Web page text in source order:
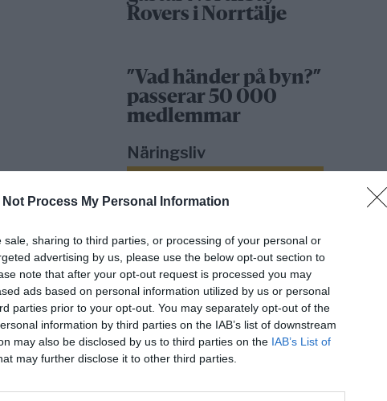
Not Process My Personal Information
sale, sharing to third parties, or processing of your personal or
advertising by us, please use the below opt-out section to
note that after your opt-out request is processed you may
ads based on personal information utilized by us or personal
parties prior to your opt-out. You may separately opt-out of the
information by third parties on the IAB’s list of downstream
may also be disclosed by us to third parties on the IAB’s List of
may further disclose it to other third parties.
Rovers i Norrtälje
”Vad händer på byn?”
passerar 50 000
medlemmar
Näringsliv
Så många är
långtidsarbetslösa i
Norrtälje